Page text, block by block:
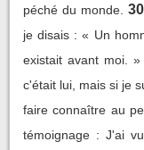
péché du monde. 30
je disais : « Un
existait avant moi. »
c'était lui, mais si je
faire connaître au
témoignage : J'ai